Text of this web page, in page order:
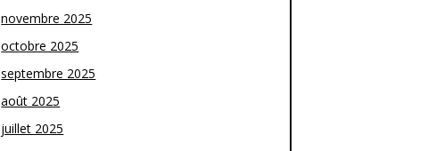
novembre 2025
octobre 2025
septembre 2025
août 2025
juillet 2025